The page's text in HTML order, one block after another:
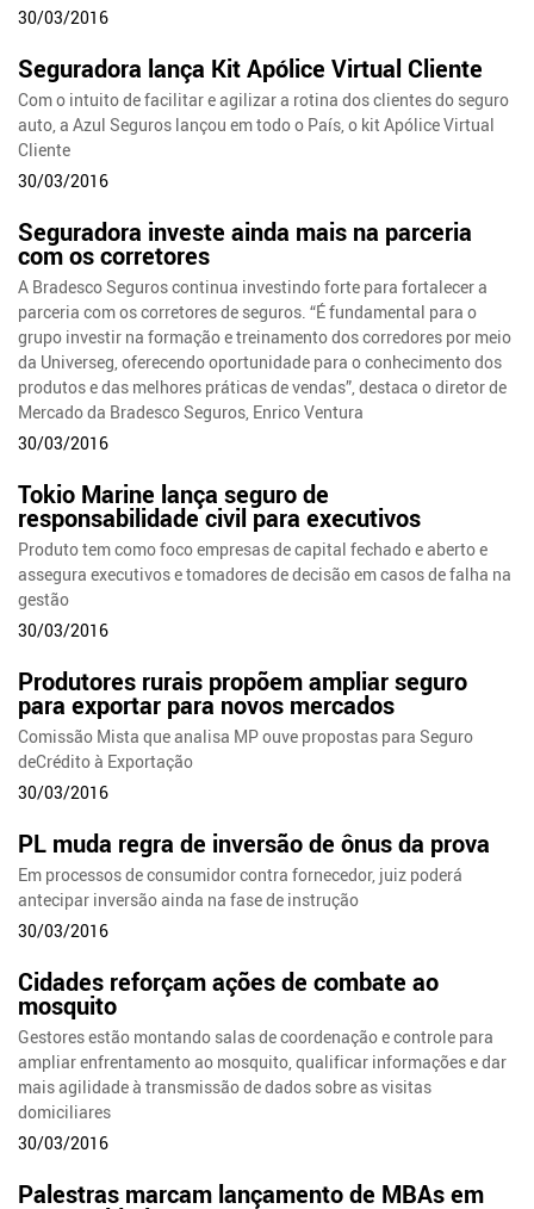
30/03/2016
Seguradora lança Kit Apólice Virtual Cliente
Com o intuito de facilitar e agilizar a rotina dos clientes do seguro
auto, a Azul Seguros lançou em todo o País, o kit Apólice Virtual
Cliente
30/03/2016
Seguradora investe ainda mais na parceria
com os corretores
A Bradesco Seguros continua investindo forte para fortalecer a
parceria com os corretores de seguros. “É fundamental para o
grupo investir na formação e treinamento dos corredores por meio
da Universeg, oferecendo oportunidade para o conhecimento dos
produtos e das melhores práticas de vendas”, destaca o diretor de
Mercado da Bradesco Seguros, Enrico Ventura
30/03/2016
Tokio Marine lança seguro de
responsabilidade civil para executivos
Produto tem como foco empresas de capital fechado e aberto e
assegura executivos e tomadores de decisão em casos de falha na
gestão
30/03/2016
Produtores rurais propõem ampliar seguro
para exportar para novos mercados
Comissão Mista que analisa MP ouve propostas para Seguro
deCrédito à Exportação
30/03/2016
PL muda regra de inversão de ônus da prova
Em processos de consumidor contra fornecedor, juiz poderá
antecipar inversão ainda na fase de instrução
30/03/2016
Cidades reforçam ações de combate ao
mosquito
Gestores estão montando salas de coordenação e controle para
ampliar enfrentamento ao mosquito, qualificar informações e dar
mais agilidade à transmissão de dados sobre as visitas
domiciliares
30/03/2016
Palestras marcam lançamento de MBAs em